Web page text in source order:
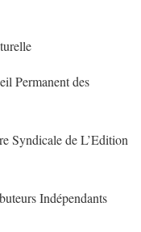
Culturelle
des
de L’Edition